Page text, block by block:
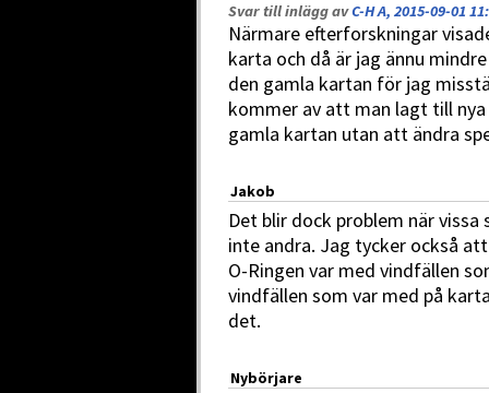
Svar till inlägg avC-H A, 2015-09-01
Närmare efterforskningar
karta och då är jag ännu
den gamla kartan för jag
kommer av att man lagt till
gamla kartan utan att ändra
Jakob
Det blir dock problem när
inte andra. Jag tycker också
O-Ringen var med vindfällen
vindfällen som var med på
det.
Nybörjare